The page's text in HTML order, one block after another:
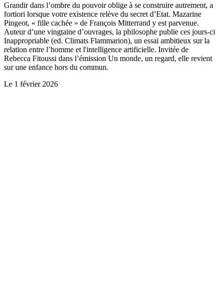
Grandir dans l’ombre du pouvoir oblige à se construire autrement, a
fortiori lorsque votre existence relève du secret d’Etat. Mazarine
Pingeot, « fille cachée » de François Mitterrand y est parvenue.
Auteur d’une vingtaine d’ouvrages, la philosophe publie ces jours-ci
Inappropriable (ed. Climats Flammarion), un essai ambitieux sur la
relation entre l’homme et l'intelligence artificielle. Invitée de
Rebecca Fitoussi dans l’émission Un monde, un regard, elle revient
sur une enfance hors du commun.
Le 1 février 2026